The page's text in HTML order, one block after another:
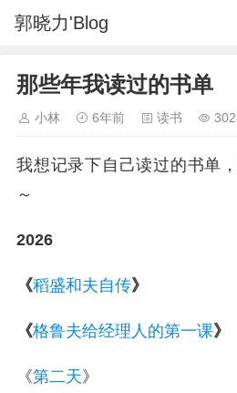
郭晓力'Blog
那些年我读过的书单
小林 6年前 读书
我想记录下自己读过的书单
～
2026
《稻盛和夫自传》
《格鲁夫给经理人的第一课》
《第二天》